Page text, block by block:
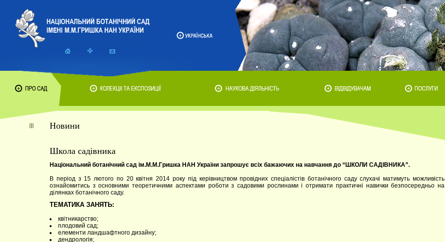
Новини
Школа садівника
Національний ботанічний сад ім.М.М.Гришка НАН України запрошує всіх бажаючих на навчання до “ШКОЛИ САДІВНИКА”.
В період з 15 лютого по 20 квітня 2014 року під керівництвом провідних спеціалістів ботанічного саду слухачі матимуть можливість
ознайомитись з основними теоретичними аспектами роботи з садовими рослинами і отримати практичні навички безпосередньо на
ділянках ботанічного саду.
ТЕМАТИКА ЗАНЯТЬ:
квітникарство;
плодовий сад;
елементи ландшафтного дизайну;
дендрологія;